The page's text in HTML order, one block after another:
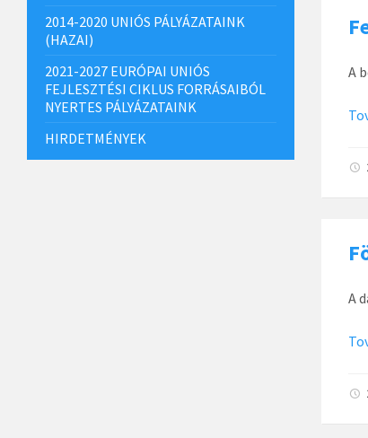
A
A
2014-2020 UNIÓS PÁLYÁZATAINK
(HAZAI)
2021-2027 EURÓPAI UNIÓS
FEJLESZTÉSI CIKLUS FORRÁSAIBÓL
NYERTES PÁLYÁZATAINK
HIRDETMÉNYEK